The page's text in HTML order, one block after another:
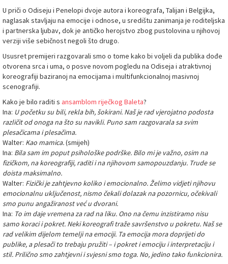
U priči o Odiseju i Penelopi dvoje autora i koreografa, Talijan i Belgijka,
naglasak stavljaju na emocije i odnose, u središtu zanimanja je roditeljska
i partnerska ljubav, dok je antičko herojstvo zbog pustolovina u njihovoj
verziji više sebičnost negoli što drugo.
Ususret premijeri razgovarali smo o tome kako bi voljeli da publika dođe
otvorena srca i uma, o posve novom pogledu na Odiseja i atraktivnoj
koreografiji baziranoj na emocijama i multifunkcionalnoj masivnoj
scenografiji.
Kako je bilo raditi s ansamblom riječkog Baleta?
Ina: U početku su bili, rekla bih, šokirani. Naš je rad vjerojatno podosta
različit od onoga na što su navikli. Puno sam razgovarala sa svim
plesačicama i plesačima.
Walter: Kao mamica.(smijeh)
Ina: Bila sam im poput psihološke podrške. Bilo mi je važno, osim na
fizičkom, na koreografiji, raditi i na njihovom samopouzdanju. Trude se
doista maksimalno.
Walter: Fizički je zahtjevno koliko i emocionalno. Želimo vidjeti njihovu
emocionalnu uključenost, nismo čekali dolazak na pozornicu, očekivali
smo punu angažiranost već u dvorani.
Ina: To im daje vremena za rad na liku. Ono na čemu inzistiramo nisu
samo koraci i pokret. Neki koreografi traže savršenstvo u pokretu. Naš se
rad velikim dijelom temelji na emociji. Ta emocija mora doprijeti do
publike, a plesači to trebaju pružiti – i pokret i emociju i interpretaciju i
stil. Prilično smo zahtjevni i svjesni smo toga. No, jedino tako funkcionira.